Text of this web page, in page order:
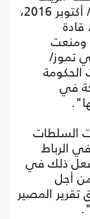
منذ انطلاقها في تشرين الأول/ أكتوبر 2016،
المظاهرات في أيار/ مايو 2017 ومنعت
تموز/
الحكومة
في
السلطات
الرباط
تفعل ذلك في
أجل
تقرير المصير